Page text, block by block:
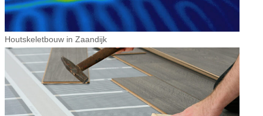
Houtskeletbouw in Zaandijk